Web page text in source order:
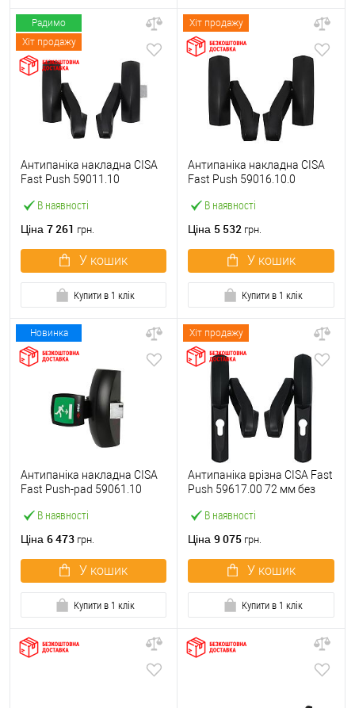
Радимо
Хіт продажу
В наявності
Антипаніка накладна CISA
Fast Push 59011.10
штанги
Ціна 7 261 грн.
У кошик
Купити в 1 клік
Хіт продажу
В наявності
Антипаніка накладна CISA
Fast Push 59016.10.0
штанги
Ціна 5 532 грн.
У кошик
Купити в 1 клік
Новинка
В наявності
Антипаніка накладна CISA
Fast Push-pad 59061.10
Ціна 6 473 грн.
У кошик
Купити в 1 клік
Хіт продажу
В наявності
Антипаніка врізна CISA Fast
Push 59617.00 72 мм без
Ціна 9 075 грн.
У кошик
Купити в 1 клік